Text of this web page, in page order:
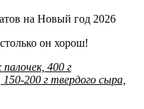
он хорош!
400 г
200 г твердого сыра,